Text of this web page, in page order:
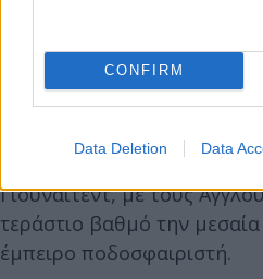
CONFIRM
Data Deletion Data
Βραζιλιάνος μέσος, ο
συμφωνία με την Ρεάλ θα
Ο Κασεμίρο θα υπογράψει
Γιουνάιτεντ, με τους
τεράστιο βαθμό την
έμπειρο ποδοσφαιριστή.